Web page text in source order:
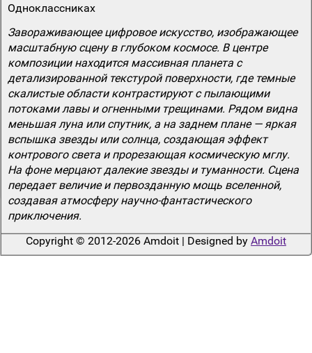
Одноклассниках
Завораживающее цифровое искусство, изображающее
масштабную сцену в глубоком космосе. В центре
композиции находится массивная планета с
детализированной текстурой поверхности, где темные
скалистые области контрастируют с пылающими
потоками лавы и огненными трещинами. Рядом видна
меньшая луна или спутник, а на заднем плане — яркая
вспышка звезды или солнца, создающая эффект
контрового света и прорезающая космическую мглу.
На фоне мерцают далекие звезды и туманности. Сцена
передает величие и первозданную мощь вселенной,
создавая атмосферу научно-фантастического
приключения.
Copyright © 2012-2026 Amdoit | Designed by Amdoit